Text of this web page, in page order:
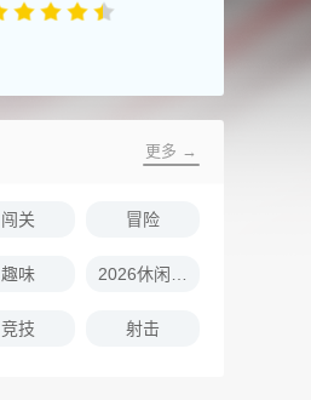
更多 →
闯关 冒险
趣味
竞技 射击